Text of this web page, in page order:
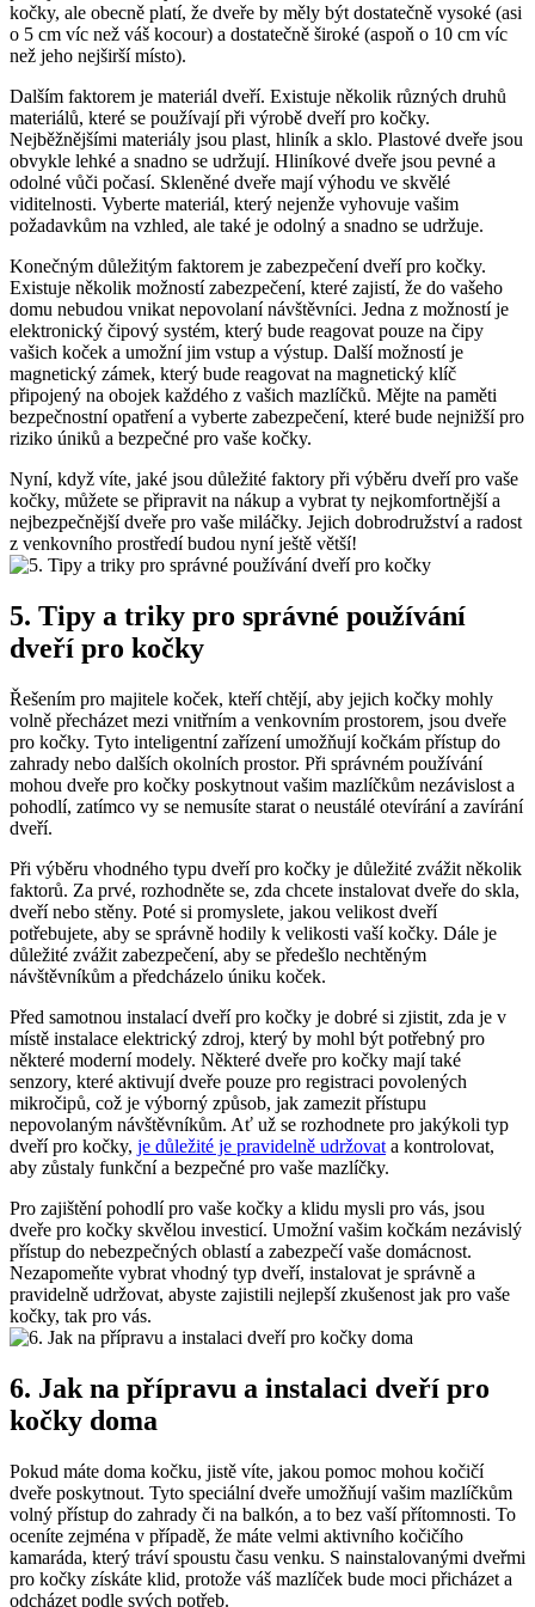
kočky, ale obecně platí, že dveře by měly být dostatečně⁤ vysoké​ (asi
o 5 cm víc než váš ⁤kocour) a dostatečně ‍široké (aspoň o 10 cm víc
než jeho nejširší místo).
Dalším faktorem je ⁢materiál dveří. Existuje několik různých druhů
materiálů, které se používají při výrobě‌ dveří ⁤pro kočky.
Nejběžnějšími materiály‌ jsou plast, hliník a sklo. Plastové ⁤dveře jsou⁢
obvykle lehké a​ snadno ‌se udržují.‌ Hliníkové ⁤dveře jsou pevné a
odolné vůči počasí. Skleněné dveře mají výhodu ve⁢ skvělé⁤
viditelnosti. Vyberte materiál, ‍který nejenže vyhovuje ⁤vašim
požadavkům na vzhled, ale také je odolný a⁤ snadno⁤ se udržuje.
Konečným důležitým faktorem​ je zabezpečení ⁢dveří⁣ pro kočky.
Existuje ⁣několik ⁣možností ‌zabezpečení,⁣ které ⁤zajistí, že do vašeho
domu nebudou vnikat nepovolaní ⁣návštěvníci.⁢ Jedna z možností je⁤
elektronický čipový systém, který bude reagovat pouze na ⁢čipy
vašich koček a umožní‌ jim vstup a výstup. ⁣Další možností je
magnetický zámek, který‌ bude reagovat na magnetický klíč
připojený ‍na obojek každého z vašich mazlíčků. Mějte​ na paměti
bezpečnostní opatření ‌a ‍vyberte zabezpečení, které bude nejnižší pro
‌riziko úniků a bezpečné pro vaše kočky.
Nyní, když⁣ víte, jaké jsou‍ důležité faktory při výběru dveří pro vaše
kočky, můžete se připravit na nákup a vybrat ty nejkomfortnější a
nejbezpečnější dveře pro vaše miláčky. Jejich dobrodružství a radost
z venkovního prostředí budou nyní ještě větší!
5. Tipy a triky pro správné používání
dveří pro kočky
Řešením ⁢pro ‌majitele‍ koček, kteří chtějí, aby jejich kočky mohly​
volně přecházet mezi vnitřním a venkovním prostorem, jsou⁤ dveře
pro kočky. Tyto inteligentní zařízení umožňují kočkám přístup do
zahrady nebo dalších​ okolních prostor. Při správném používání
mohou ​dveře pro kočky poskytnout vašim mazlíčkům nezávislost a‌
pohodlí, zatímco vy ⁣se nemusíte‍ starat o neustálé otevírání a ⁤zavírání⁢
dveří.
Při výběru vhodného typu dveří​ pro‌ kočky je⁣ důležité zvážit několik
faktorů. Za prvé, rozhodněte se, zda ⁣chcete instalovat dveře do ​skla,
dveří nebo stěny. ⁤Poté ‌si promyslete, jakou velikost dveří
⁣potřebujete, aby se správně hodily k velikosti vaší kočky.⁣ Dále je
důležité zvážit zabezpečení, aby se předešlo nechtěným
návštěvníkům a předcházelo úniku koček.
Před samotnou ‍instalací dveří pro ‌kočky je dobré si zjistit, zda je v
místě instalace elektrický zdroj, který by mohl ‌být potřebný pro
některé moderní modely. Některé dveře‌ pro ‍kočky mají také
senzory, které aktivují ​dveře pouze ​pro⁣ registraci povolených‍
mikročipů, což je výborný způsob,‍ jak zamezit přístupu
nepovolaným⁣ návštěvníkům.⁢ Ať už‍ se ⁣rozhodnete ⁢pro jakýkoli typ
dveří pro kočky, je ​důležité je ‍pravidelně udržovat a kontrolovat,⁤
aby zůstaly funkční a⁣ bezpečné ‍pro vaše mazlíčky.
Pro zajištění pohodlí pro vaše ‌kočky a​ klidu mysli ‌pro vás, jsou
dveře⁣ pro kočky skvělou ⁣investicí. Umožní ‍vašim kočkám nezávislý
přístup do nebezpečných oblastí ‍a zabezpečí vaše⁢ domácnost.
Nezapomeňte vybrat vhodný typ dveří, instalovat je správně a
pravidelně udržovat, abyste zajistili nejlepší zkušenost jak ⁣pro ⁤vaše
kočky, tak pro vás.
6. Jak‌ na přípravu a instalaci‍ dveří pro
kočky doma
Pokud máte ⁣doma ⁣kočku, jistě víte, jakou ​pomoc mohou kočičí
dveře poskytnout. Tyto‌ speciální‌ dveře⁢ umožňují vašim mazlíčkům
volný přístup do zahrady či na balkón,​ a to bez vaší ⁣přítomnosti. To
oceníte zejména v případě,​ že máte ​velmi aktivního kočičího
kamaráda, který tráví spoustu času venku. S nainstalovanými dveřmi⁢
pro kočky získáte klid, protože ⁣váš mazlíček bude moci přicházet a
odcházet podle⁤ svých potřeb.